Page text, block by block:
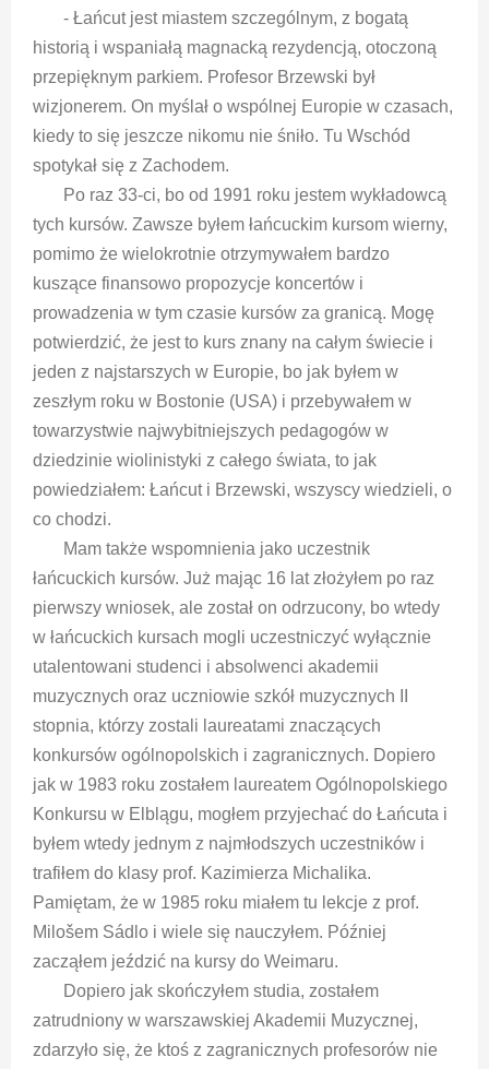
- Łańcut jest miastem szczególnym, z bogatą
historią i wspaniałą magnacką rezydencją, otoczoną
przepięknym parkiem. Profesor Brzewski był
wizjonerem. On myślał o wspólnej Europie w czasach,
kiedy to się jeszcze nikomu nie śniło. Tu Wschód
spotykał się z Zachodem.
Po raz 33-ci, bo od 1991 roku jestem wykładowcą
tych kursów. Zawsze byłem łańcuckim kursom wierny,
pomimo że wielokrotnie otrzymywałem bardzo
kuszące finansowo propozycje koncertów i
prowadzenia w tym czasie kursów za granicą. Mogę
potwierdzić, że jest to kurs znany na całym świecie i
jeden z najstarszych w Europie, bo jak byłem w
zeszłym roku w Bostonie (USA) i przebywałem w
towarzystwie najwybitniejszych pedagogów w
dziedzinie wiolinistyki z całego świata, to jak
powiedziałem: Łańcut i Brzewski, wszyscy wiedzieli, o
co chodzi.
Mam także wspomnienia jako uczestnik
łańcuckich kursów. Już mając 16 lat złożyłem po raz
pierwszy wniosek, ale został on odrzucony, bo wtedy
w łańcuckich kursach mogli uczestniczyć wyłącznie
utalentowani studenci i absolwenci akademii
muzycznych oraz uczniowie szkół muzycznych II
stopnia, którzy zostali laureatami znaczących
konkursów ogólnopolskich i zagranicznych. Dopiero
jak w 1983 roku zostałem laureatem Ogólnopolskiego
Konkursu w Elblągu, mogłem przyjechać do Łańcuta i
byłem wtedy jednym z najmłodszych uczestników i
trafiłem do klasy prof. Kazimierza Michalika.
Pamiętam, że w 1985 roku miałem tu lekcje z prof.
Milošem Sádlo i wiele się nauczyłem. Później
zacząłem jeździć na kursy do Weimaru.
Dopiero jak skończyłem studia, zostałem
zatrudniony w warszawskiej Akademii Muzycznej,
zdarzyło się, że ktoś z zagranicznych profesorów nie